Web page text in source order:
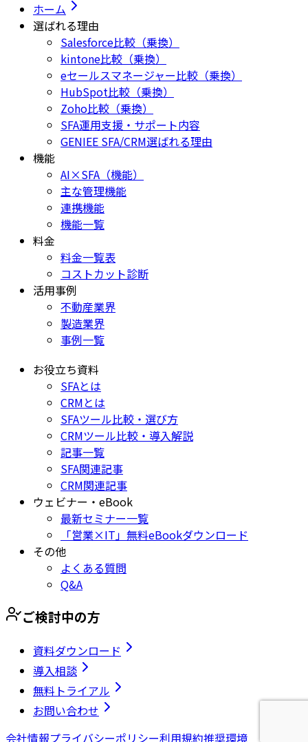
ホーム
選ばれる理由
Salesforce比較（乗換）
kintone比較（乗換）
eセールスマネージャー比較（乗換）
HubSpot比較（乗換）
Zoho比較（乗換）
SFA運用支援・サポート内容
GENIEE SFA/CRM選ばれる理由
機能
AI×SFA（機能）
主な管理機能
連携機能
機能一覧
料金
料金一覧表
コストカット診断
活用事例
不動産業界
製造業界
事例一覧
お役立ち資料
SFAとは
CRMとは
SFAツール比較・選び方
CRMツール比較・導入解説
記事一覧
SFA関連記事
CRM関連記事
ウェビナー・eBook
最新セミナー一覧
「営業×IT」無料eBookダウンロード
その他
よくある質問
Q&A
ご検討中の方
資料ダウンロード
導入相談
無料トライアル
お問い合わせ
会社情報プライバシーポリシー利用規約推奨環境